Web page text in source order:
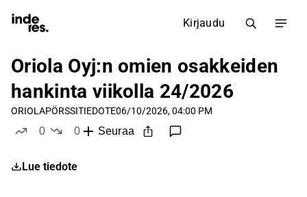
Kirjaudu
Oriola Oyj:n omien osakkeiden
hankinta viikolla 24/2026
ORIOLAPÖRSSITIEDOTE06/10/2026, 04:00 PM
0
0
Seuraa
Lue tiedote